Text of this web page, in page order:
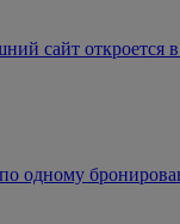
сайт откроется
одному